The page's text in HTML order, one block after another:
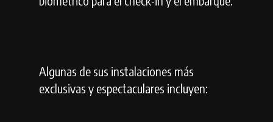
Algunas de sus instalaciones más
exclusivas y espectaculares incluyen: